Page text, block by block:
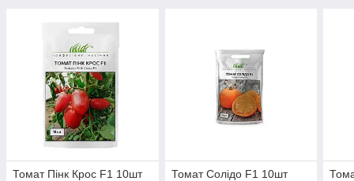
Томат Пінк Крос F1 10шт
Томат Солідо F1 10шт